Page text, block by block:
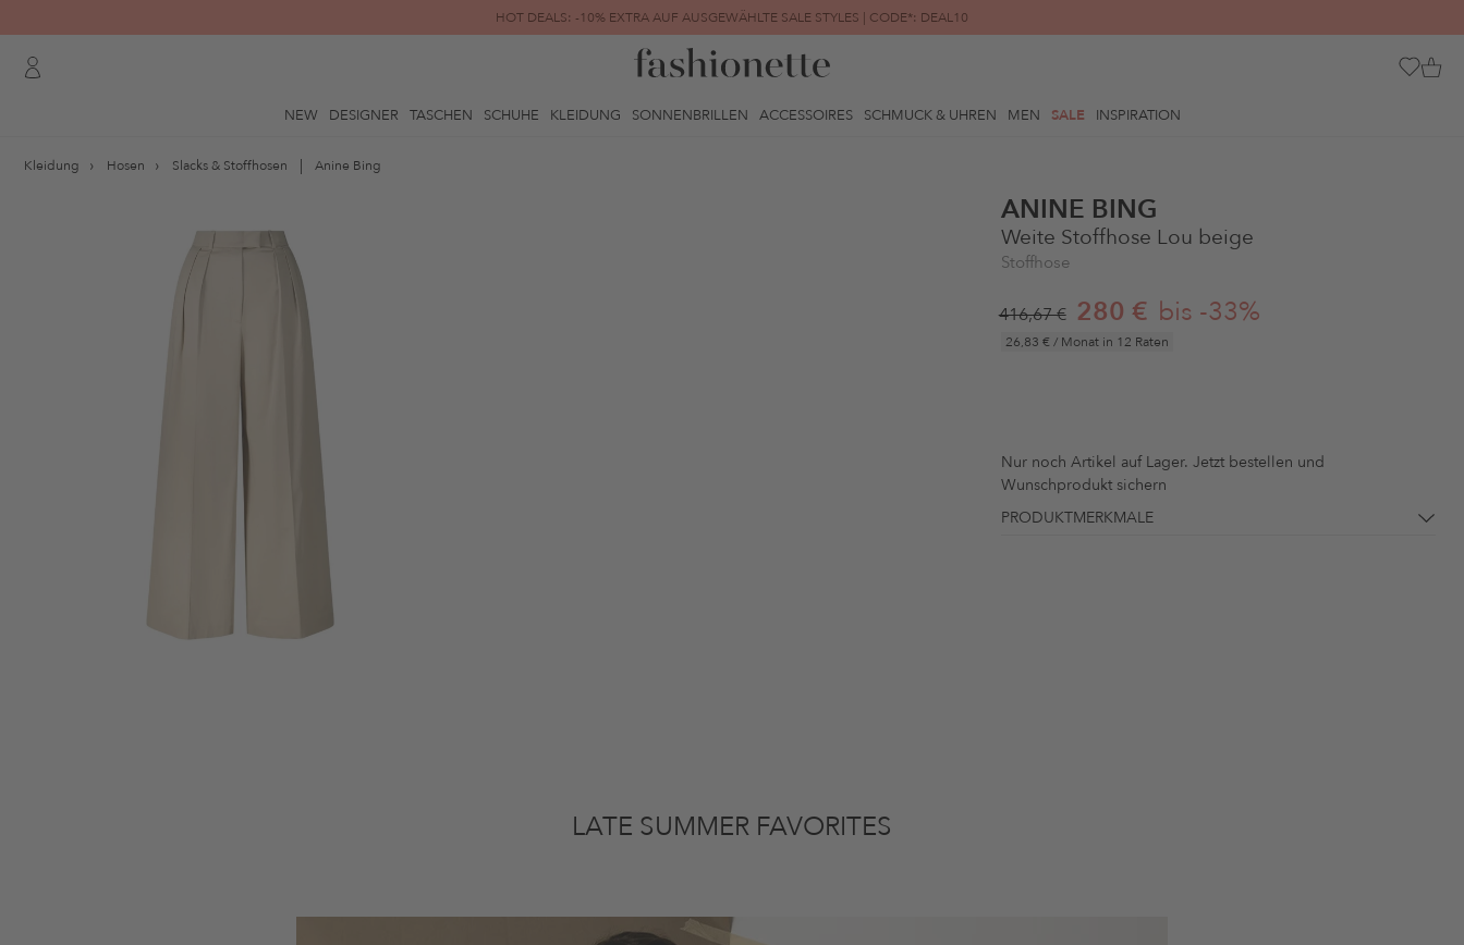
HOT DEALS: -10% EXTRA AUF AUSGEWÄHLTE SALE STYLES | CODE*: DEAL10
FINAL SALE | BIS ZU -80% REDUZIERT
NEW DESIGNER TASCHEN SCHUHE KLEIDUNG SONNENBRILLEN ACCESSOIRES SCHMUCK & UHREN MEN SALE INSPIRATION
Kleidung Hosen Slacks & Stoffhosen Anine Bing
ANINE BING
Weite Stoffhose Lou beige
Stoffhose
416,67 € 280 € bis -33%
26,83 € / Monat in 12 Raten
Nur noch Artikel auf Lager. Jetzt bestellen und
Wunschprodukt sichern
PRODUKTMERKMALE
LATE SUMMER FAVORITES